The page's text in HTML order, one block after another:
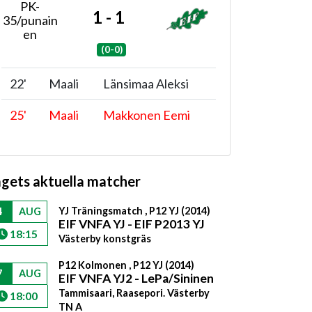
PK-
35/punain
en
1 - 1
(0-0)
22' Maali Länsimaa Aleksi
25' Maali Makkonen Eemi
aktuella matcher
AUG
18:15
YJ Träningsmatch , P12 YJ (2014)
EIF VNFA YJ - EIF P2013 YJ
Västerby konstgräs
AUG
18:00
P12 Kolmonen , P12 YJ (2014)
EIF VNFA YJ2 - LePa/Sininen
Tammisaari, Raasepori. Västerby
TN A